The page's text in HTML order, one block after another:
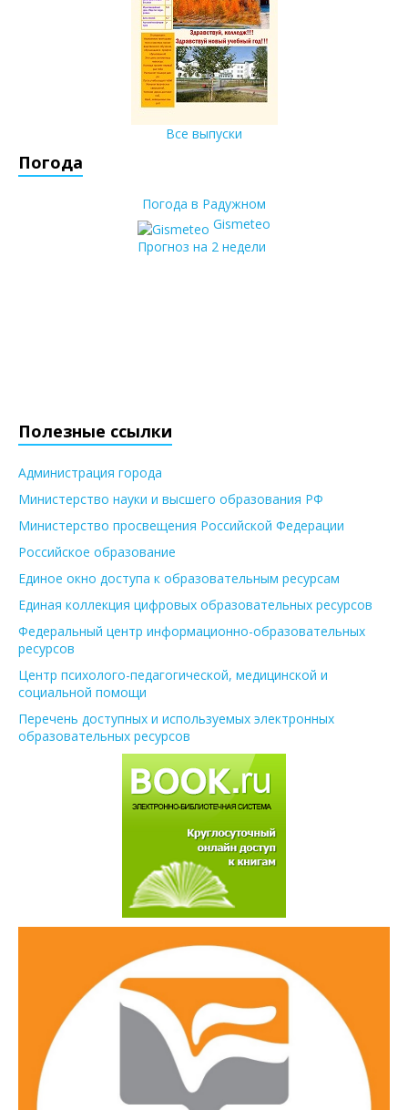
Все выпуски
Погода
Погода в Радужном
Gismeteo
Прогноз на 2 недели
Полезные ссылки
Администрация города
Министерство науки и высшего образования РФ
Министерство просвещения Российской Федерации
Российское образование
Единое окно доступа к образовательным ресурсам
Единая коллекция цифровых образовательных ресурсов
Федеральный центр информационно-образовательных
ресурсов
Центр психолого-педагогической, медицинской и
социальной помощи
Перечень доступных и используемых электронных
образовательных ресурсов